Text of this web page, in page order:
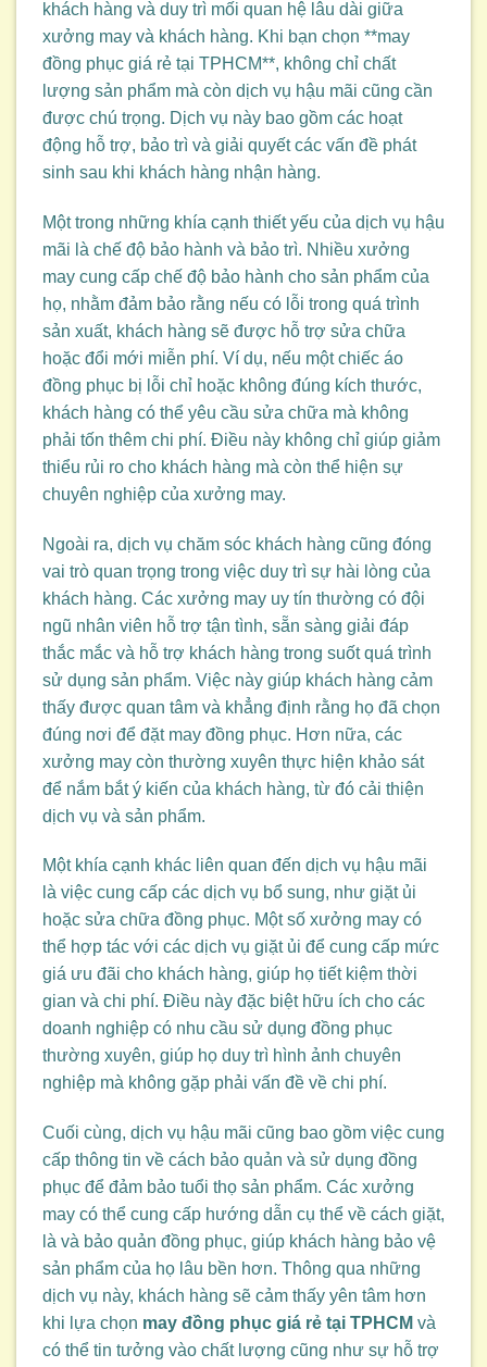
khách hàng và duy trì mối quan hệ lâu dài giữa
xưởng may và khách hàng. Khi bạn chọn **may
đồng phục giá rẻ tại TPHCM**, không chỉ chất
lượng sản phẩm mà còn dịch vụ hậu mãi cũng cần
được chú trọng. Dịch vụ này bao gồm các hoạt
động hỗ trợ, bảo trì và giải quyết các vấn đề phát
sinh sau khi khách hàng nhận hàng.
Một trong những khía cạnh thiết yếu của dịch vụ hậu
mãi là chế độ bảo hành và bảo trì. Nhiều xưởng
may cung cấp chế độ bảo hành cho sản phẩm của
họ, nhằm đảm bảo rằng nếu có lỗi trong quá trình
sản xuất, khách hàng sẽ được hỗ trợ sửa chữa
hoặc đổi mới miễn phí. Ví dụ, nếu một chiếc áo
đồng phục bị lỗi chỉ hoặc không đúng kích thước,
khách hàng có thể yêu cầu sửa chữa mà không
phải tốn thêm chi phí. Điều này không chỉ giúp giảm
thiểu rủi ro cho khách hàng mà còn thể hiện sự
chuyên nghiệp của xưởng may.
Ngoài ra, dịch vụ chăm sóc khách hàng cũng đóng
vai trò quan trọng trong việc duy trì sự hài lòng của
khách hàng. Các xưởng may uy tín thường có đội
ngũ nhân viên hỗ trợ tận tình, sẵn sàng giải đáp
thắc mắc và hỗ trợ khách hàng trong suốt quá trình
sử dụng sản phẩm. Việc này giúp khách hàng cảm
thấy được quan tâm và khẳng định rằng họ đã chọn
đúng nơi để đặt may đồng phục. Hơn nữa, các
xưởng may còn thường xuyên thực hiện khảo sát
để nắm bắt ý kiến của khách hàng, từ đó cải thiện
dịch vụ và sản phẩm.
Một khía cạnh khác liên quan đến dịch vụ hậu mãi
là việc cung cấp các dịch vụ bổ sung, như giặt ủi
hoặc sửa chữa đồng phục. Một số xưởng may có
thể hợp tác với các dịch vụ giặt ủi để cung cấp mức
giá ưu đãi cho khách hàng, giúp họ tiết kiệm thời
gian và chi phí. Điều này đặc biệt hữu ích cho các
doanh nghiệp có nhu cầu sử dụng đồng phục
thường xuyên, giúp họ duy trì hình ảnh chuyên
nghiệp mà không gặp phải vấn đề về chi phí.
Cuối cùng, dịch vụ hậu mãi cũng bao gồm việc cung
cấp thông tin về cách bảo quản và sử dụng đồng
phục để đảm bảo tuổi thọ sản phẩm. Các xưởng
may có thể cung cấp hướng dẫn cụ thể về cách giặt,
là và bảo quản đồng phục, giúp khách hàng bảo vệ
sản phẩm của họ lâu bền hơn. Thông qua những
dịch vụ này, khách hàng sẽ cảm thấy yên tâm hơn
khi lựa chọn may đồng phục giá rẻ tại TPHCM và
có thể tin tưởng vào chất lượng cũng như sự hỗ trợ